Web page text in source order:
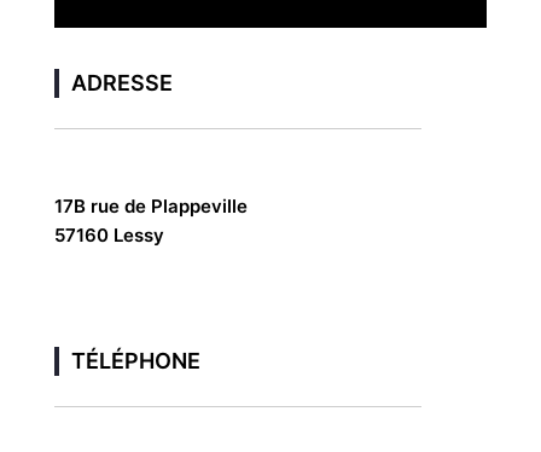
ADRESSE
17B rue de Plappeville
57160 Lessy
TÉLÉPHONE